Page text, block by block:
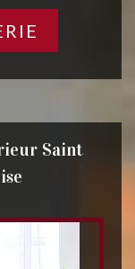
Saint